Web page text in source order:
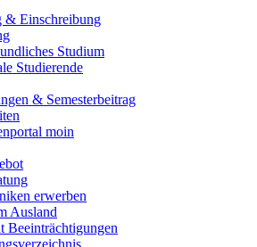
& Einschreibung
Studium
Studierende
& Semesterbeitrag
moin
erwerben
Ausland
Beeinträchtigungen